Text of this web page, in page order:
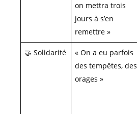
on mettra trois
jours à s’en
remettre »
🤝 Solidarité
« On a eu parfois
des tempêtes, des
orages »